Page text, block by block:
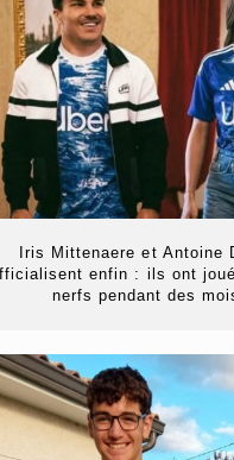
Iris Mittenaere et Antoine
enfin : ils ont
nerfs pendant des